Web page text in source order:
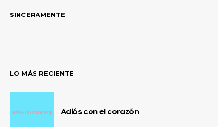
SINCERAMENTE
LO MÁS RECIENTE
Adiós con el corazón